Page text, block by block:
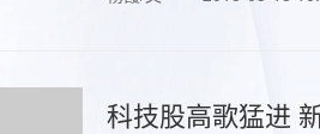
科技股高歌猛进